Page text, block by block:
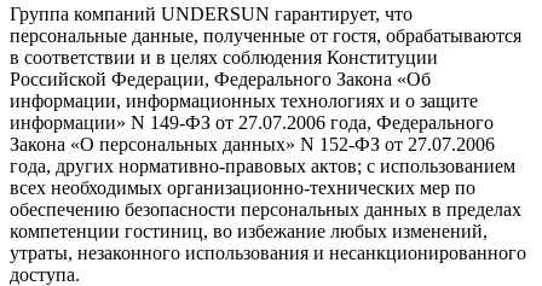
Группа компаний UNDERSUN гарантирует, что
персональные данные, полученные от гостя, обрабатываются
в соответствии и в целях соблюдения Конституции
Российской Федерации, Федерального Закона «Об
информации, информационных технологиях и о защите
информации» N 149-ФЗ от 27.07.2006 года, Федерального
Закона «О персональных данных» N 152-ФЗ от 27.07.2006
года, других нормативно-правовых актов; с использованием
всех необходимых организационно-технических мер по
обеспечению безопасности персональных данных в пределах
компетенции гостиниц, во избежание любых изменений,
утраты, незаконного использования и несанкционированного
доступа.